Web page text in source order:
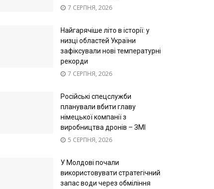
7 СЕРПНЯ, 2026
Найгарячіше літо в історії: у
низці областей України
зафіксували нові температурні
рекорди
7 СЕРПНЯ, 2026
Російські спецслужби
планували вбити главу
німецької компанії з
виробництва дронів – ЗМІ
5 СЕРПНЯ, 2026
У Молдові почали
використовувати стратегічний
запас води через обміління